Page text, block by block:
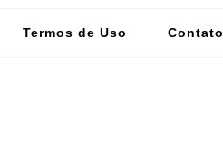
Termos de Uso Contato